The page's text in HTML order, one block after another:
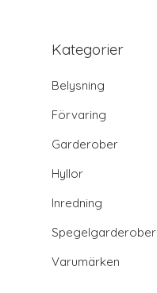
Kategorier
Belysning
Förvaring
Garderober
Hyllor
Inredning
Spegelgarderober
Varumärken